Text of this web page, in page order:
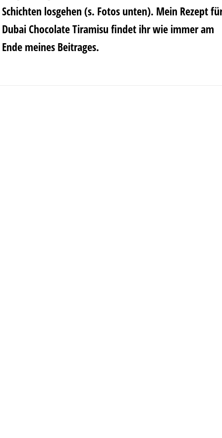
Schichten losgehen (s. Fotos unten). Mein Rezept
Dubai Chocolate Tiramisu findet ihr wie immer am
Ende meines Beitrages.